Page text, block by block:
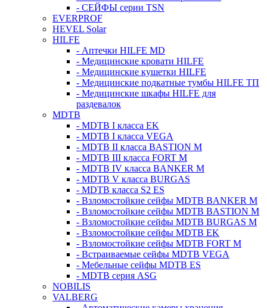
- СЕЙФЫ серии TSN
EVERPROF
HEVEL Solar
HILFE
- Аптечки HILFE MD
- Медицинские кровати HILFE
- Медицинские кушетки HILFE
- Медицинские подкатные тумбы HILFE ТП
- Медицинские шкафы HILFE для
раздевалок
MDTB
- MDTB I класса EK
- MDTB I класса VEGA
- MDTB II класса BASTION M
- MDTB III класса FORT M
- MDTB IV класса BANKER M
- MDTB V класса BURGAS
- MDTB класса S2 ES
- Взломостойкие сейфы MDTB BANKER M
- Взломостойкие сейфы MDTB BASTION M
- Взломостойкие сейфы MDTB BURGAS M
- Взломостойкие сейфы MDTB EK
- Взломостойкие сейфы MDTB FORT M
- Встраиваемые сейфы MDTB VEGA
- Мебельные сейфы MDTB ES
- MDTB серия ASG
NOBILIS
VALBERG